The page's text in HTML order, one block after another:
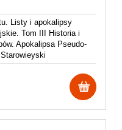
Listy i apokalipsy
Tom III Historia i
Apokalipsa Pseudo-